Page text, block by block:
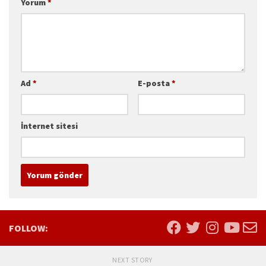
Yorum*
Ad * E-posta*
İnternet sitesi
FOLLOW:
NEXT STORY